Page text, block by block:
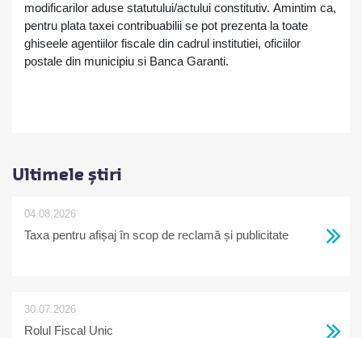
modificarilor aduse statutului/actului constitutiv. Amintim ca,
pentru plata taxei contribuabilii se pot prezenta la toate
ghiseele agentiilor fiscale din cadrul institutiei, oficiilor
postale din municipiu si Banca Garanti.
Ultimele știri
04.08.2026
Taxa pentru afișaj în scop de reclamă și publicitate
30.07.2026
Rolul Fiscal Unic